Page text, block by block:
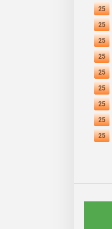
25
25
25
25
25
25
25
25
25